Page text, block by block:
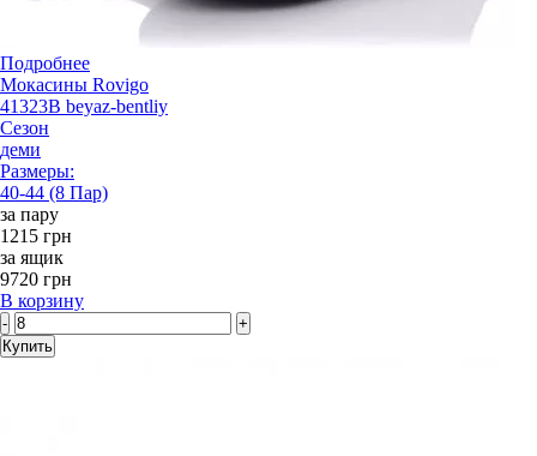
Подробнее
Мокасины Rovigo
41323B beyaz-bentliy
Сезон
деми
Размеры:
40-44 (8 Пар)
за пару
1215 грн
за ящик
9720 грн
В корзину
-
+
Купить